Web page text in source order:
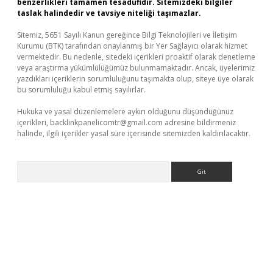
benzerlikleri tamamen tesadüfidir. Sitemizdeki bilgiler
taslak halindedir ve tavsiye niteliği taşımazlar.
Sitemiz, 5651 Sayılı Kanun gereğince Bilgi Teknolojileri ve İletişim
Kurumu (BTK) tarafından onaylanmış bir Yer Sağlayıcı olarak hizmet
vermektedir. Bu nedenle, sitedeki içerikleri proaktif olarak denetleme
veya araştırma yükümlülüğümüz bulunmamaktadır. Ancak, üyelerimiz
yazdıkları içeriklerin sorumluluğunu taşımakta olup, siteye üye olarak
bu sorumluluğu kabul etmiş sayılırlar.
Hukuka ve yasal düzenlemelere aykırı olduğunu düşündüğünüz
içerikleri, backlinkpanelicomtr@gmail.com adresine bildirmeniz
halinde, ilgili içerikler yasal süre içerisinde sitemizden kaldırılacaktır.